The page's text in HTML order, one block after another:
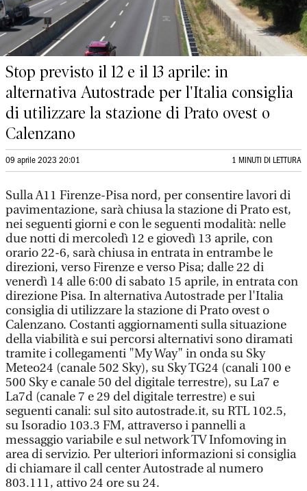
Stop previsto il 12 e il 13 aprile: in
alternativa Autostrade per l'Italia consiglia
di utilizzare la stazione di Prato ovest o
Calenzano
09 aprile 2023 20:01 1 MINUTI DI LETTURA
Sulla A11 Firenze-Pisa nord, per consentire lavori di
pavimentazione, sarà chiusa la stazione di Prato est,
nei seguenti giorni e con le seguenti modalità: nelle
due notti di mercoledì 12 e giovedì 13 aprile, con
orario 22-6, sarà chiusa in entrata in entrambe le
direzioni, verso Firenze e verso Pisa; dalle 22 di
venerdì 14 alle 6:00 di sabato 15 aprile, in entrata con
direzione Pisa. In alternativa Autostrade per l'Italia
consiglia di utilizzare la stazione di Prato ovest o
Calenzano. Costanti aggiornamenti sulla situazione
della viabilità e sui percorsi alternativi sono diramati
tramite i collegamenti "My Way" in onda su Sky
Meteo24 (canale 502 Sky), su Sky TG24 (canali 100 e
500 Sky e canale 50 del digitale terrestre), su La7 e
La7d (canale 7 e 29 del digitale terrestre) e sui
seguenti canali: sul sito autostrade.it, su RTL 102.5,
su Isoradio 103.3 FM, attraverso i pannelli a
messaggio variabile e sul network TV Infomoving in
area di servizio. Per ulteriori informazioni si consiglia
di chiamare il call center Autostrade al numero
803.111, attivo 24 ore su 24.